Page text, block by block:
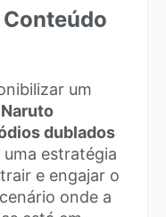
um
Naruto
dublados
estratégia
e engajar o
onde a